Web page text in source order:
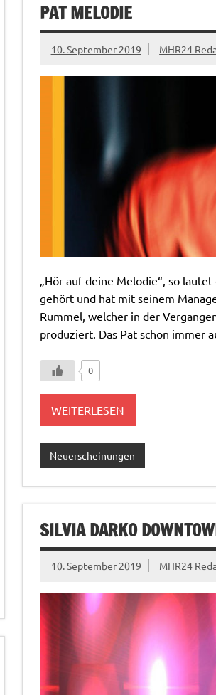
PAT MELODIE
10. September 2019 MHR24
„Hör auf deine Melodie“, so
gehört und hat mit seinem
Rummel, welcher in der
produziert. Das Pat schon immer
0
WEITERLESEN
Neuerscheinungen
SILVIA DARKO
10. September 2019 MHR24